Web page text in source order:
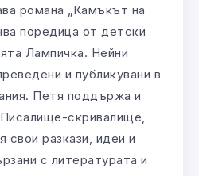
романа „Камъкът на
поредица от детски
Лампичка. Нейни
и публикувани в
Петя поддържа и
скривалище,
свои разкази, идеи и
с литературата и